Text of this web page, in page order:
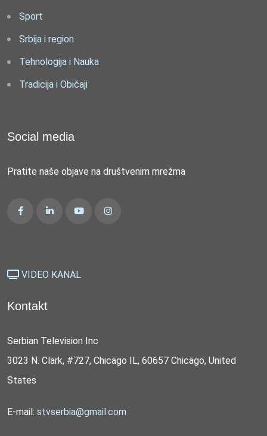
Sport
Srbija i region
Tehnologija i Nauka
Tradicija i Običaji
Social media
Pratite naše objave na društvenim mrežma
VIDEO KANAL
Kontakt
Serbian Television Inc
3023 N. Clark, #727, Chicago IL, 60657 Chicago, United
States
E-mail: stvserbia@gmail.com